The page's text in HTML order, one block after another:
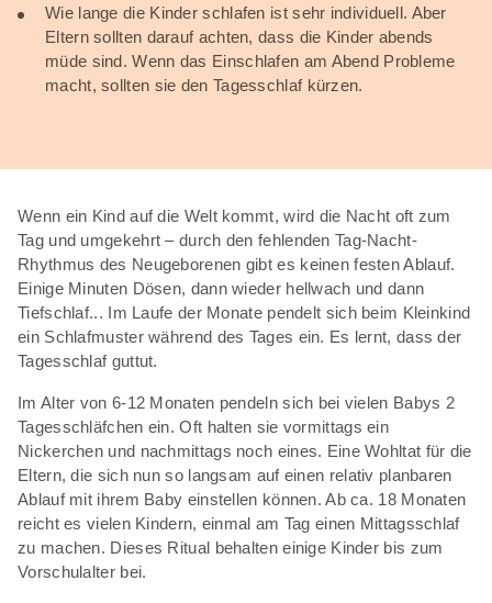
Wie lange die Kinder schlafen ist sehr individuell. Aber
Eltern sollten darauf achten, dass die Kinder abends
müde sind. Wenn das Einschlafen am Abend Probleme
macht, sollten sie den Tagesschlaf kürzen.
Wenn ein Kind auf die Welt kommt, wird die Nacht oft zum
Tag und umgekehrt – durch den fehlenden Tag-Nacht-
Rhythmus des Neugeborenen gibt es keinen festen Ablauf.
Einige Minuten Dösen, dann wieder hellwach und dann
Tiefschlaf... Im Laufe der Monate pendelt sich beim Kleinkind
ein Schlafmuster während des Tages ein. Es lernt, dass der
Tagesschlaf guttut.
Im Alter von 6-12 Monaten pendeln sich bei vielen Babys 2
Tagesschläfchen ein. Oft halten sie vormittags ein
Nickerchen und nachmittags noch eines. Eine Wohltat für die
Eltern, die sich nun so langsam auf einen relativ planbaren
Ablauf mit ihrem Baby einstellen können. Ab ca. 18 Monaten
reicht es vielen Kindern, einmal am Tag einen Mittagsschlaf
zu machen. Dieses Ritual behalten einige Kinder bis zum
Vorschulalter bei.